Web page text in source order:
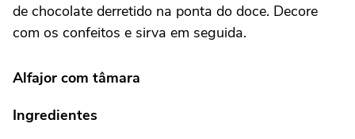
de chocolate derretido na ponta do doce. Decore
com os confeitos e sirva em seguida.
Alfajor com tâmara
Ingredientes